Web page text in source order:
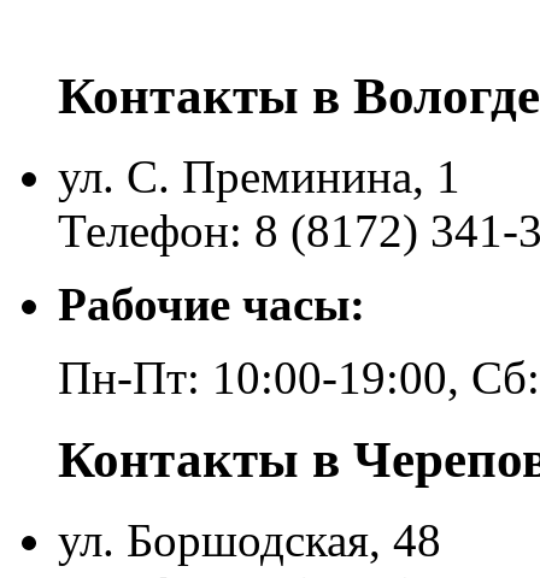
Контакты в Вологде
ул. С. Преминина, 1
Телефон: 8 (8172) 341-
Рабочие часы:
Пн-Пт: 10:00-19:00,
Контакты в
ул. Боршодская, 48